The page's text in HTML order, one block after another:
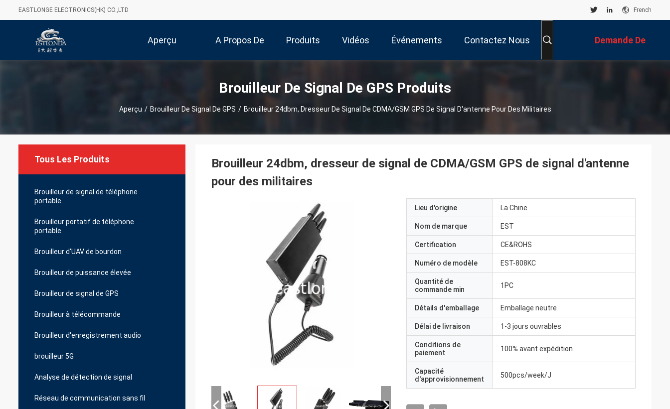
EASTLONGE ELECTRONICS(HK) CO.,LTD French
Aperçu A Propos De
Nous
Produits Vidéos Événements Contactez Nous Demande De
Soumission
Brouilleur De Signal De GPS Produits
Aperçu / Brouilleur De Signal De GPS / Brouilleur 24dbm, Dresseur De Signal De CDMA/GSM GPS De Signal D'antenne Pour Des Militaires
Tous Les Produits
Brouilleur de signal de téléphone
portable
Brouilleur portatif de téléphone
portable
Brouilleur d'UAV de bourdon
Brouilleur de puissance élevée
Brouilleur de signal de GPS
Brouilleur à télécommande
Brouilleur d'enregistrement audio
brouilleur 5G
Analyse de détection de signal
Réseau de communication sans fil
Brouilleur 24dbm, dresseur de signal de CDMA/GSM GPS de signal d'antenne
pour des militaires
Lieu d'origine La Chine
Nom de marque EST
Certification CE&ROHS
Numéro de modèle EST-808KC
Quantité de
commande min
1PC
Détails d'emballage Emballage neutre
Délai de livraison 1-3 jours ouvrables
Conditions de
paiement
100% avant expédition
Capacité
d'approvisionnement
500pcs/week/J